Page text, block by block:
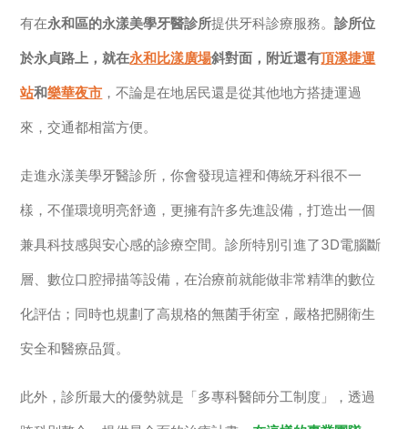
有在永和區的永漾美學牙醫診所提供牙科診療服務。診所位
於永貞路上，就在永和比漾廣場斜對面，附近還有頂溪捷運
站和樂華夜市 ，不論是在地居民還是從其他地方搭捷運過
來，交通都相當方便。
走進永漾美學牙醫診所，你會發現這裡和傳統牙科很不一
樣，不僅環境明亮舒適，更擁有許多先進設備，打造出一個
兼具科技感與安心感的診療空間。診所特別引進了3D電腦斷
層、數位口腔掃描等設備，在治療前就能做非常精準的數位
化評估；同時也規劃了高規格的無菌手術室，嚴格把關衛生
安全和醫療品質。
此外，診所最大的優勢就是「多專科醫師分工制度」，透過